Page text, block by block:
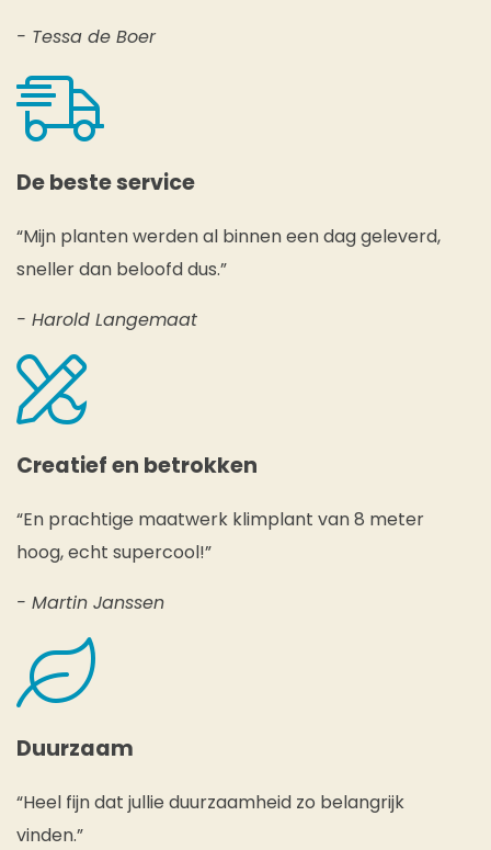
- Tessa de Boer
De beste service
“Mijn planten werden al binnen een dag geleverd,
sneller dan beloofd dus.”
- Harold Langemaat
Creatief en betrokken
“En prachtige maatwerk klimplant van 8 meter
hoog, echt supercool!”
- Martin Janssen
Duurzaam
“Heel fijn dat jullie duurzaamheid zo belangrijk
vinden.”